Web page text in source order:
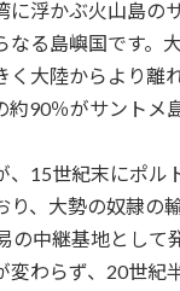
浮かぶ火山島の
なる島嶼国です。
く大陸からより離
90％がサントメ
15世紀末にポル
り、大勢の奴隷の
の中継基地として
変わらず、20世紀